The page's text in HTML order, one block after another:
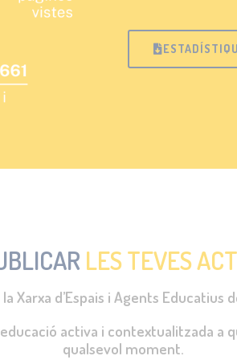
LES TEVES
Xarxa d’Espais i Agents Educatius
activa i contextualitzada a
qualsevol moment.